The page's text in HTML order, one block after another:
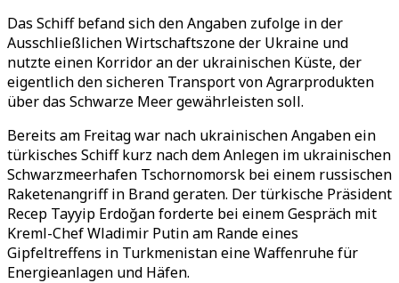
Das Schiff befand sich den Angaben zufolge in der
Ausschließlichen Wirtschaftszone der Ukraine und
nutzte einen Korridor an der ukrainischen Küste, der
eigentlich den sicheren Transport von Agrarprodukten
über das Schwarze Meer gewährleisten soll.
Bereits am Freitag war nach ukrainischen Angaben ein
türkisches Schiff kurz nach dem Anlegen im ukrainischen
Schwarzmeerhafen Tschornomorsk bei einem russischen
Raketenangriff in Brand geraten. Der türkische Präsident
Recep Tayyip Erdoğan forderte bei einem Gespräch mit
Kreml-Chef Wladimir Putin am Rande eines
Gipfeltreffens in Turkmenistan eine Waffenruhe für
Energieanlagen und Häfen.